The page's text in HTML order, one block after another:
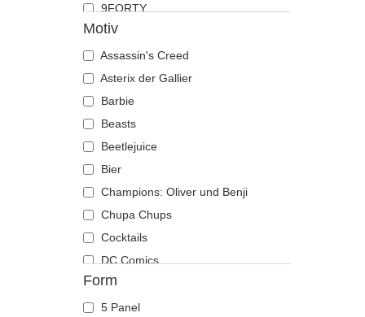
Hirsch
Hund
Katze
Kojote
Krabbe
Krähe
Krokodil
Kuh
Küken
Labrador retriever
Languste
Libelle
Löwe
Löwin
9FORTY
9FORTY APEX
9FORTY M-Crown
9SEVENTY
9TWENTY
A Frame
Casual Classic
E Frame
Open Back
Runner
The 90s
The Ball
The Retro
The Snap
Motiv
Assassin's Creed
Asterix der Gallier
Barbie
Beasts
Beetlejuice
Bier
Champions: Oliver und Benji
Chupa Chups
Cocktails
DC Comics
Demon's Souls
Der Herr der Ringe
Form
5 Panel